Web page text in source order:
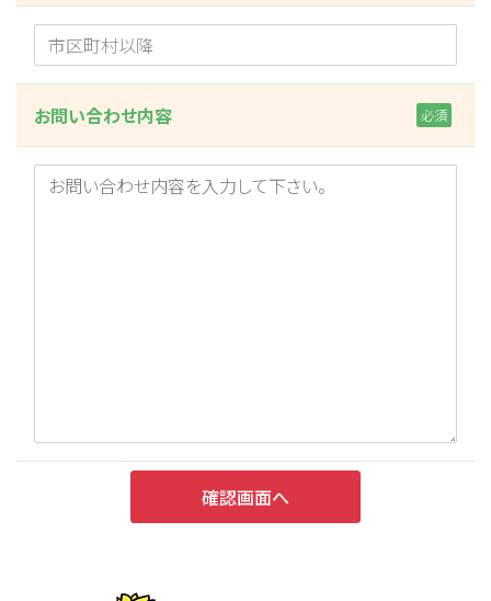
お問い合わせ内容